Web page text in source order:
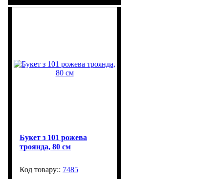
Букет з 101 рожева
троянда, 80 см
7485